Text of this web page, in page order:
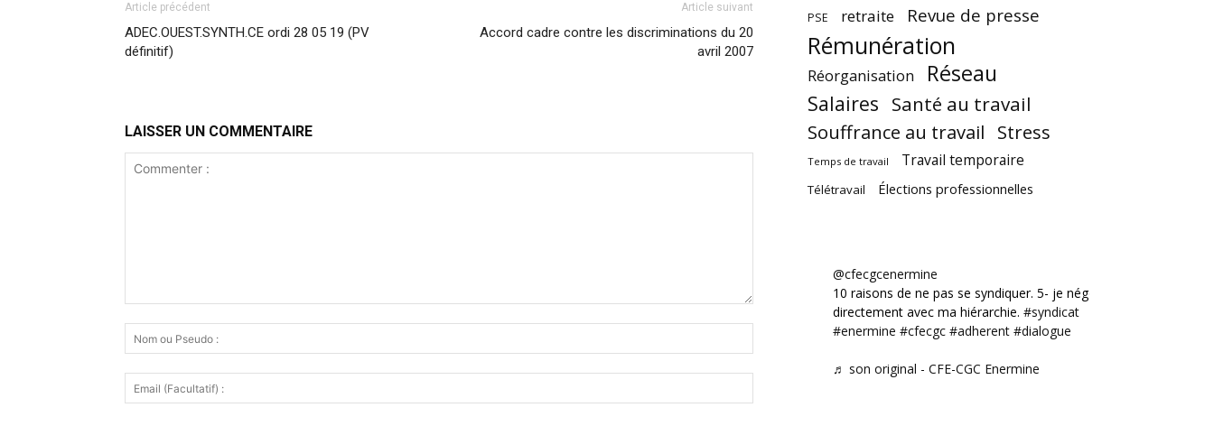
Article précédent
ADEC.OUEST.SYNTH.CE ordi 28 05 19 (PV
définitif)
Article suivant
Accord cadre contre les discriminations du 20
avril 2007
LAISSER UN COMMENTAIRE
PSE retraite Revue de presse
Rémunération
Réorganisation Réseau
Salaires Santé au travail
Souffrance au travail Stress
Temps de travail Travail temporaire
Télétravail Élections professionnelles
@cfecgcenermine
10 raisons de ne pas se syndiquer. 5- je négocie
directement avec ma hiérarchie. #syndicat
#enermine #cfecgc #adherent #dialogue
♬ son original - CFE-CGC Enermine